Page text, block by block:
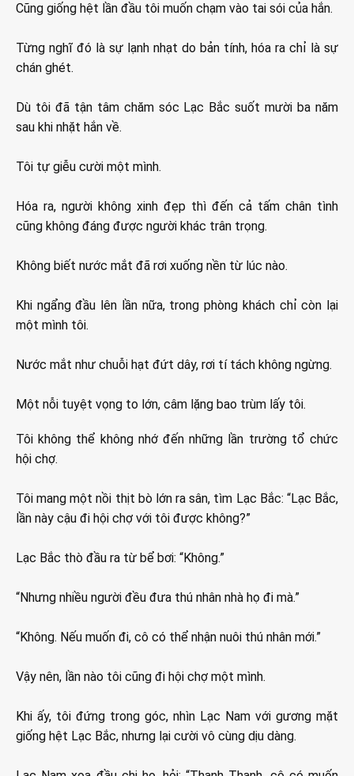
Cũng giống hệt lần đầu tôi muốn chạm vào tai sói của hắn.
Từng nghĩ đó là sự lạnh nhạt do bản tính, hóa ra chỉ là sự
chán ghét.
Dù tôi đã tận tâm chăm sóc Lạc Bắc suốt mười ba năm
sau khi nhặt hắn về.
Tôi tự giễu cười một mình.
Hóa ra, người không xinh đẹp thì đến cả tấm chân tình
cũng không đáng được người khác trân trọng.
Không biết nước mắt đã rơi xuống nền từ lúc nào.
Khi ngẩng đầu lên lần nữa, trong phòng khách chỉ còn lại
một mình tôi.
Nước mắt như chuỗi hạt đứt dây, rơi tí tách không ngừng.
Một nỗi tuyệt vọng to lớn, câm lặng bao trùm lấy tôi.
Tôi không thể không nhớ đến những lần trường tổ chức
hội chợ.
Tôi mang một nồi thịt bò lớn ra sân, tìm Lạc Bắc: “Lạc Bắc,
lần này cậu đi hội chợ với tôi được không?”
Lạc Bắc thò đầu ra từ bể bơi: “Không.”
“Nhưng nhiều người đều đưa thú nhân nhà họ đi mà.”
“Không. Nếu muốn đi, cô có thể nhận nuôi thú nhân mới.”
Vậy nên, lần nào tôi cũng đi hội chợ một mình.
Khi ấy, tôi đứng trong góc, nhìn Lạc Nam với gương mặt
giống hệt Lạc Bắc, nhưng lại cười vô cùng dịu dàng.